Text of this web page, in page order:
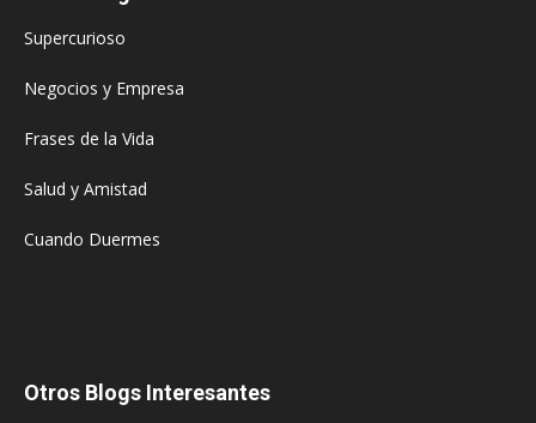
Supercurioso
Negocios y Empresa
Frases de la Vida
Salud y Amistad
Cuando Duermes
Otros Blogs Interesantes